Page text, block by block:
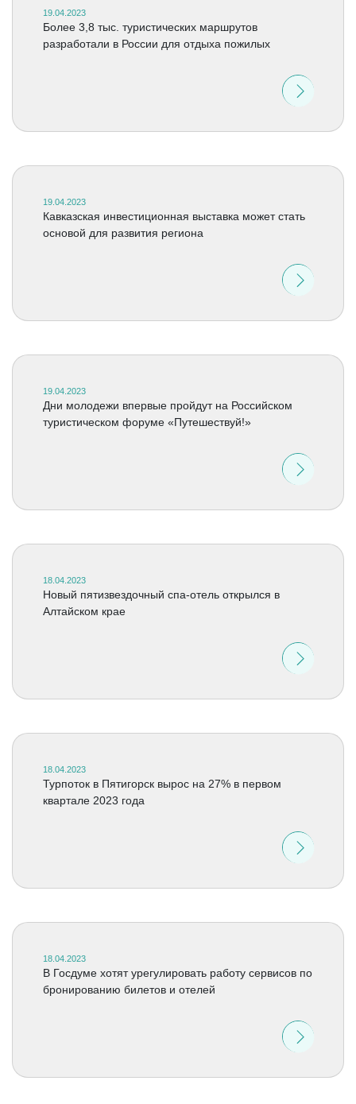
19.04.2023
Более 3,8 тыс. туристических маршрутов
разработали в России для отдыха пожилых
19.04.2023
Кавказская инвестиционная выставка может стать
основой для развития региона
19.04.2023
Дни молодежи впервые пройдут на Российском
туристическом форуме «Путешествуй!»
18.04.2023
Новый пятизвездочный спа-отель открылся в
Алтайском крае
18.04.2023
Турпоток в Пятигорск вырос на 27% в первом
квартале 2023 года
18.04.2023
В Госдуме хотят урегулировать работу сервисов по
бронированию билетов и отелей